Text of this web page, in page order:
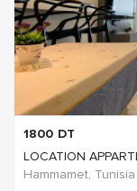
1800 DT
LOCATION
Hammamet, Tunisia